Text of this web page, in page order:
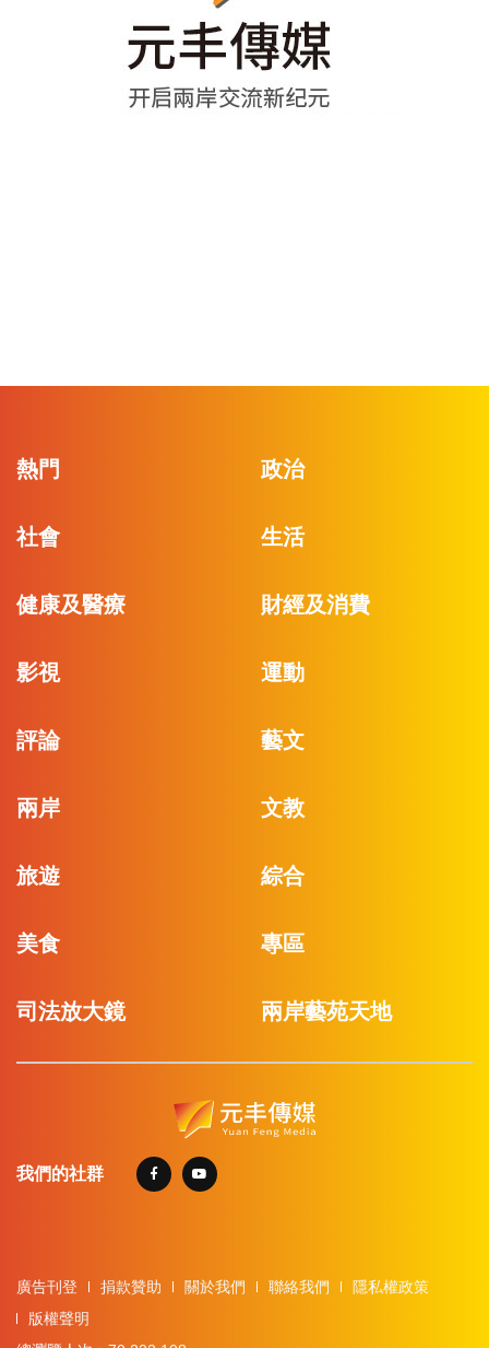
熱門 政治
社會 生活
健康及醫療 財經及消費
影視 運動
評論 藝文
兩岸 文教
旅遊 綜合
美食 專區
司法放大鏡 兩岸藝苑天地
我們的社群
廣告刊登 捐款贊助 關於我們 聯絡我們
隱私權政策
版權聲明